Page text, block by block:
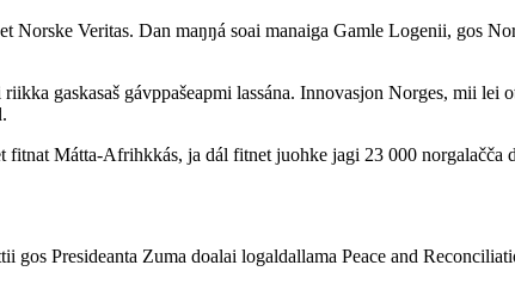
Norske Veritas. Dan maŋŋá soai manaiga Gamle Logenii, gos
gaskasaš gávppašeapmi lassána. Innovasjon Norges, mii lei
fitnat Mátta-Afrihkkás, ja dál fitnet juohke jagi 23 000 norgalačča
gos Presideanta Zuma doalai logaldallama Peace and